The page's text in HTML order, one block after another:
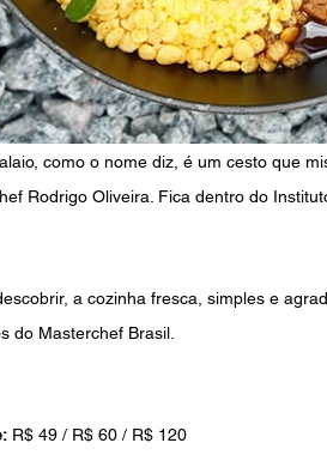
como o nome diz, é um cesto que
Rodrigo Oliveira. Fica dentro do
a cozinha fresca, simples e
do Masterchef Brasil.
R$ 49 / R$ 60 / R$ 120